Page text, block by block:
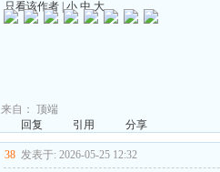
只看该作者 |小 中 大
来自： 顶端
回复
引用 分享
38 发表于: 2026-05-25 12:32